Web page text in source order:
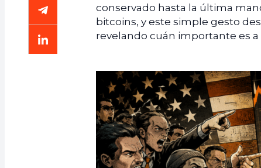
conservado hasta la última
bitcoins, y este simple gesto
revelando cuán importante es